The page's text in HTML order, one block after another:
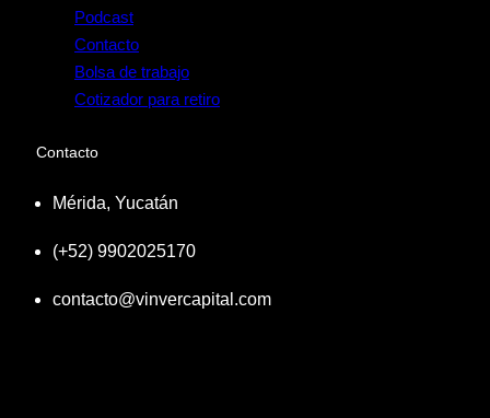
Podcast
Contacto
Bolsa de trabajo
Cotizador para retiro
Contacto
Mérida, Yucatán
(+52) 9902025170
contacto@vinvercapital.com